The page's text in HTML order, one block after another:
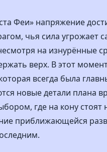
Феи» напряжение
чья сила угрожает
на изнурённые
верх. В этот
всегда была
новые детали плана
где на кону
приближающейся